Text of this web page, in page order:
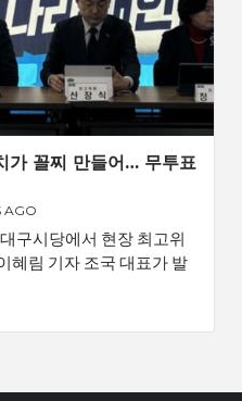
가 꼴찌 만들어… 무투표
AGO
구시당에서 현장 최고위
혜림 기자 조국 대표가 발